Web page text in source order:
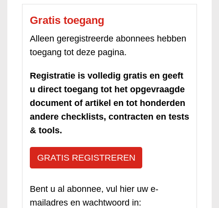
Gratis toegang
Alleen geregistreerde abonnees hebben
toegang tot deze pagina.
Registratie is volledig gratis en geeft
u direct toegang tot het opgevraagde
document of artikel en tot honderden
andere checklists, contracten en tests
& tools.
GRATIS REGISTREREN
Bent u al abonnee, vul hier uw e-
mailadres en wachtwoord in: